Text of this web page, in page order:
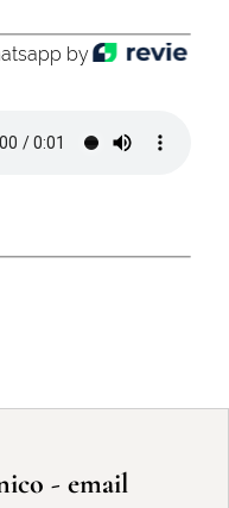
by
- email